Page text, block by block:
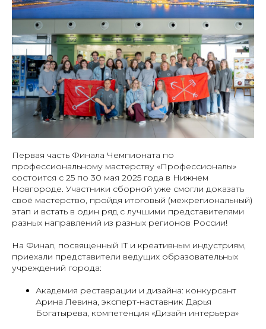
Первая часть Финала Чемпионата по
профессиональному мастерству «Профессионалы»
состоится с 25 по 30 мая 2025 года в Нижнем
Новгороде. Участники сборной уже смогли доказать
своё мастерство, пройдя итоговый (межрегиональный)
этап и встать в один ряд с лучшими представителями
разных направлений из разных регионов России!
На Финал, посвященный IT и креативным индустриям,
приехали представители ведущих образовательных
учреждений города:
Академия реставрации и дизайна: конкурсант
Арина Левина, эксперт-наставник Дарья
Богатырева, компетенция «Дизайн интерьера»